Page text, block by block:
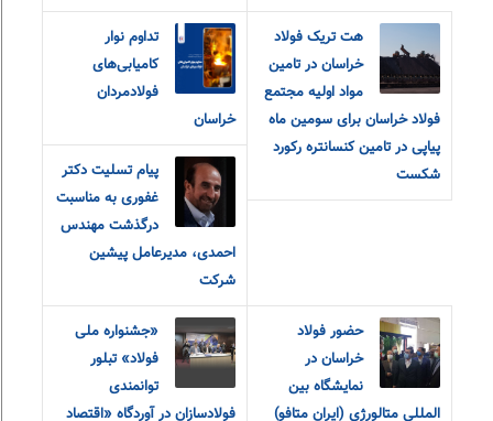
هت تریک فولاد
خراسان در تامین
مواد اولیه مجتمع
فولاد خراسان برای سومین ماه
پیاپی در تامین کنسانتره رکورد
شکست
تداوم نوار
کامیابی‌های
فولادمردان
خراسان
پیام تسلیت دکتر
غفوری به مناسبت
درگذشت مهندس
احمدی، مدیرعامل پیشین
شرکت
حضور فولاد
خراسان در
نمایشگاه بین
المللی متالورژی (ایران متافو)
«جشنواره ملی
فولاد» تبلور
توانمندی
فولادسازان در آوردگاه «اقتصاد